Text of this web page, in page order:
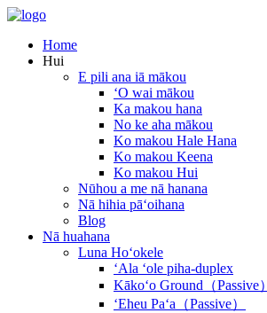
Home
Hui
E pili ana iā mākou
ʻO wai mākou
Ka makou hana
No ke aha mākou
Ko makou Hale Hana
Ko makou Keena
Ko makou Hui
Nūhou a me nā hanana
Nā hihia pāʻoihana
Blog
Nā huahana
Luna Hoʻokele
ʻAla ʻole piha-duplex
Kākoʻo Ground（Passive）
ʻEheu Paʻa（Passive）